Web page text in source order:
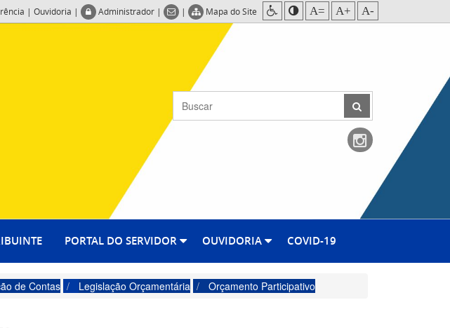
| Ouvidoria | Administrador | | Mapa do Site A= A+ A-
PORTAL DO SERVIDOR OUVIDORIA COVID-19
de Contas Legislação Orçamentária Orçamento Participativo